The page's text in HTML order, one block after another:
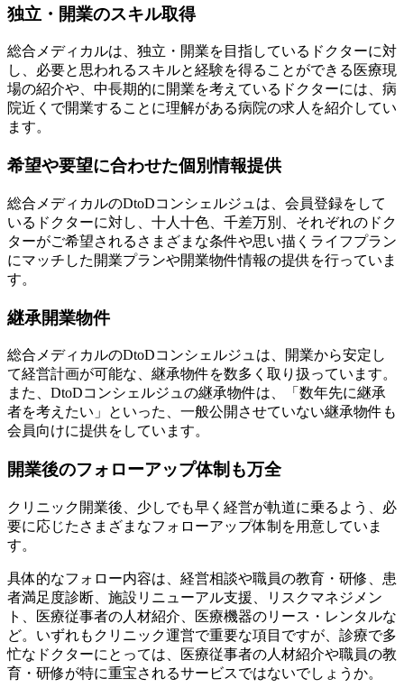
独立・開業のスキル取得
総合メディカルは、独立・開業を目指しているドクターに対
し、 必要と思われるスキルと経験を得ることができる医療現
場の紹介や、中長期的に開業を考えているドクターには、病
院近くで開業することに理解がある病院の求人を紹介してい
ます。
希望や要望に合わせた個別情報提供
総合メディカルのDtoDコンシェルジュは、会員登録をして
いるドクターに対し、十人十色、千差万別、 それぞれのドク
ターがご希望されるさまざまな条件や思い描くライフプラン
にマッチした開業プランや開業物件情報の提供を行っていま
す。
継承開業物件
総合メディカルのDtoDコンシェルジュは、開業から安定し
て経営計画が可能な、 継承物件を数多く取り扱っています。
また、DtoDコンシェルジュの継承物件は、「数年先に継承
者を考えたい」といった、一般公開させていない継承物件も
会員向けに提供をしています。
開業後のフォローアップ体制も万全
クリニック開業後、少しでも早く経営が軌道に乗るよう、 必
要に応じたさまざまなフォローアップ体制を用意していま
す。
具体的なフォロー内容は、経営相談や職員の教育・研修、患
者満足度診断、施設リニューアル支援、リスクマネジメン
ト、医療従事者の人材紹介、医療機器のリース・レンタルな
ど。いずれもクリニック運営で重要な項目ですが、診療で多
忙なドクターにとっては、医療従事者の人材紹介や職員の教
育・研修が特に重宝されるサービスではないでしょうか。